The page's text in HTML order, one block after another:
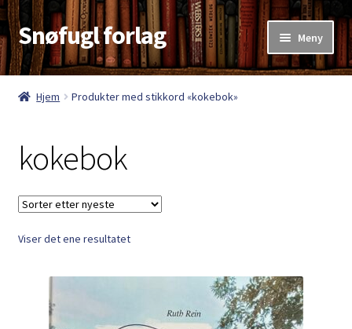
Hopp
til
navigasjon
Hopp
til
innhold
Snøfugl forlag Meny
Hjem
Antikvariske bøker
Handlekurv
Kasse
Kategorier
Kjøpsvilkår
Hjem Produkter med stikkord «kokebok»
kokebok
Viser det ene resultatet